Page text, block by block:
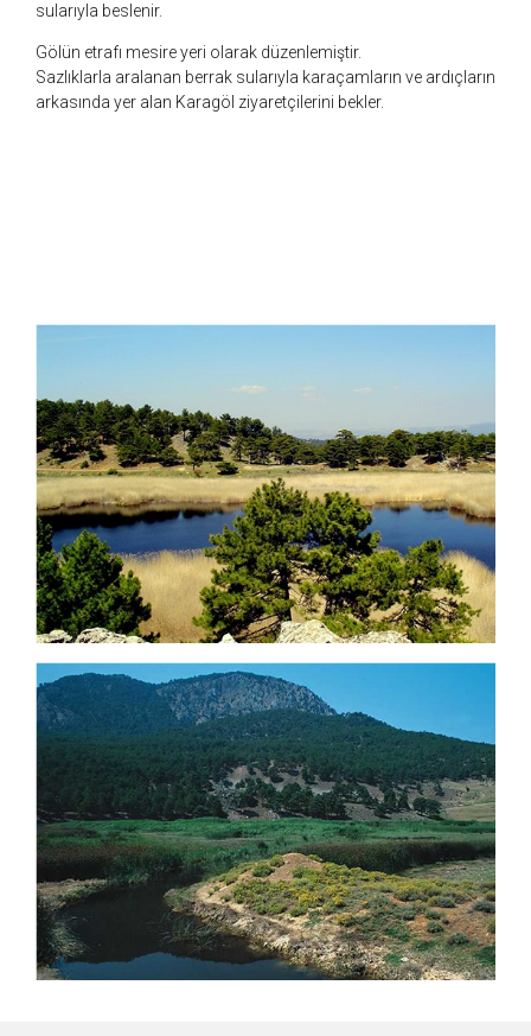
sularıyla beslenir.
Gölün etrafı mesire yeri olarak düzenlemiştir.
Sazlıklarla aralanan berrak sularıyla karaçamların ve ardıçların
arkasında yer alan Karagöl ziyaretçilerini bekler.